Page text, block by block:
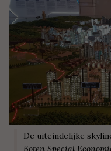
De uiteindelijke
Boten Special